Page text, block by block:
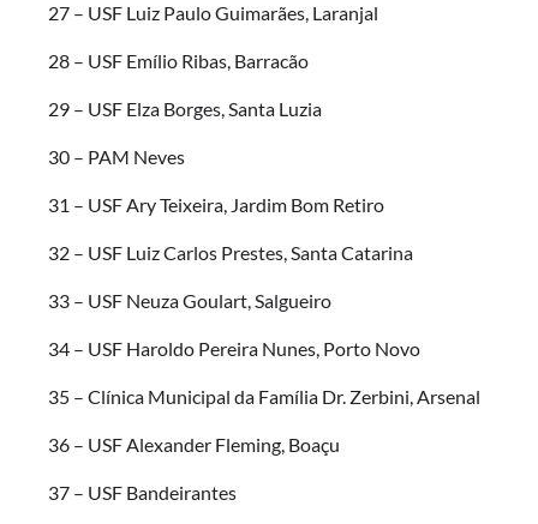
27 – USF Luiz Paulo Guimarães, Laranjal
28 – USF Emílio Ribas, Barracão
29 – USF Elza Borges, Santa Luzia
30 – PAM Neves
31 – USF Ary Teixeira, Jardim Bom Retiro
32 – USF Luiz Carlos Prestes, Santa Catarina
33 – USF Neuza Goulart, Salgueiro
34 – USF Haroldo Pereira Nunes, Porto Novo
35 – Clínica Municipal da Família Dr. Zerbini, Arsenal
36 – USF Alexander Fleming, Boaçu
37 – USF Bandeirantes